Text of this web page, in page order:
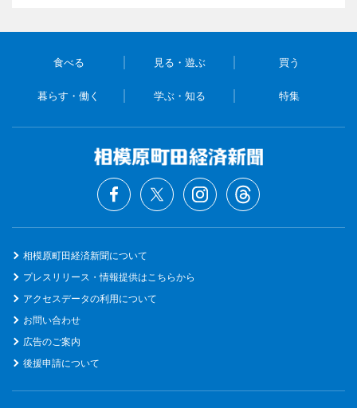
食べる 見る・遊ぶ 買う
暮らす・働く 学ぶ・知る 特集
相模原町田経済新聞について
プレスリリース・情報提供はこちらから
アクセスデータの利用について
お問い合わせ
広告のご案内
後援申請について